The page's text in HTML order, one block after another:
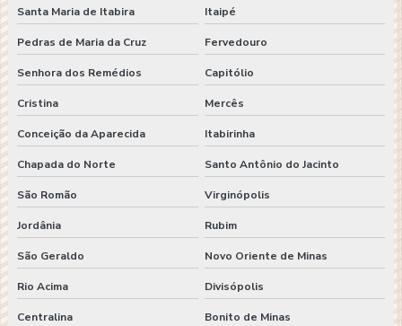
Santa Maria de Itabira Itaipé
Pedras de Maria da Cruz Fervedouro
Senhora dos Remédios Capitólio
Cristina Mercês
Conceição da Aparecida Itabirinha
Chapada do Norte Santo Antônio do Jacinto
São Romão Virginópolis
Jordânia Rubim
São Geraldo Novo Oriente de Minas
Rio Acima Divisópolis
Centralina Bonito de Minas